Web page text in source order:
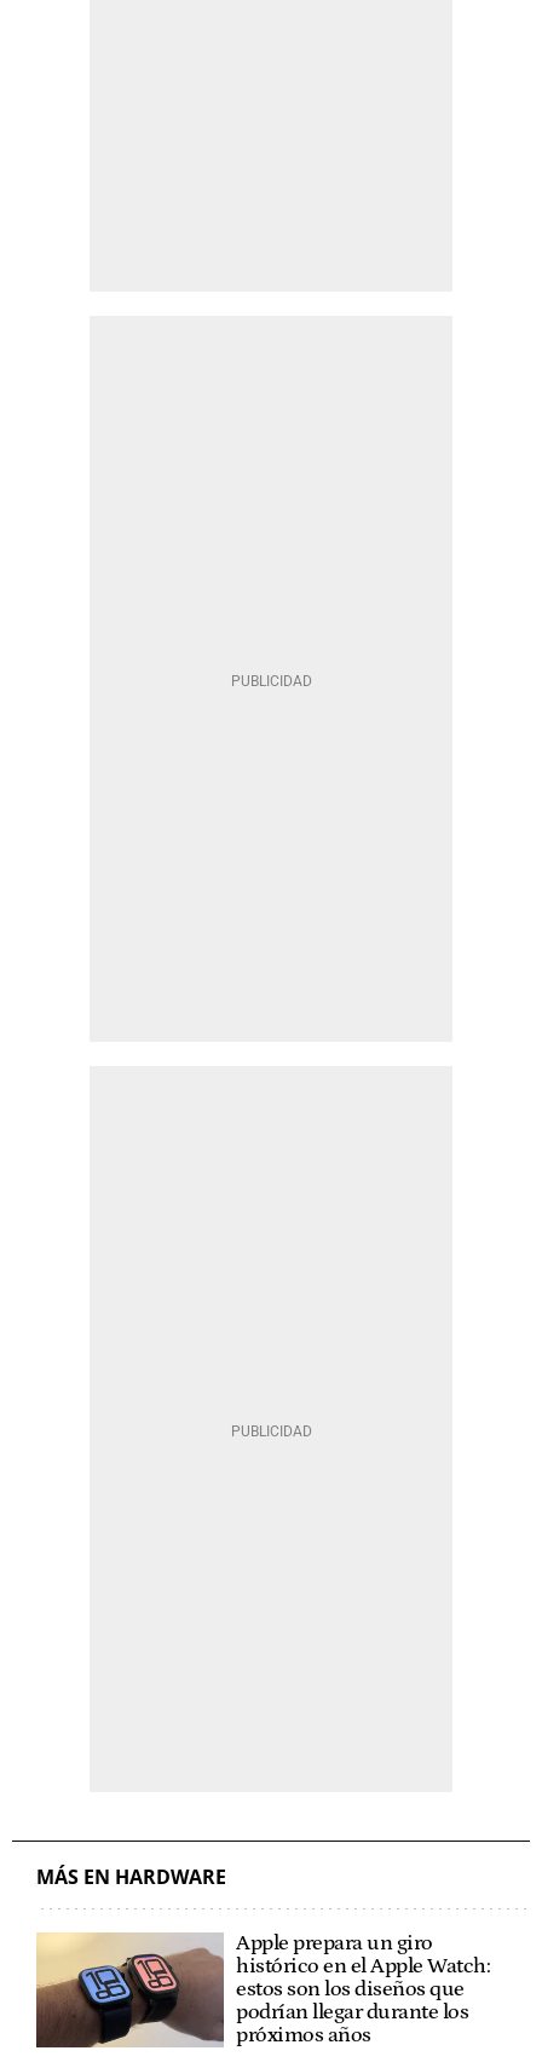
MÁS EN HARDWARE
Apple prepara un giro
histórico en el Apple Watch:
estos son los diseños que
podrían llegar durante los
próximos años